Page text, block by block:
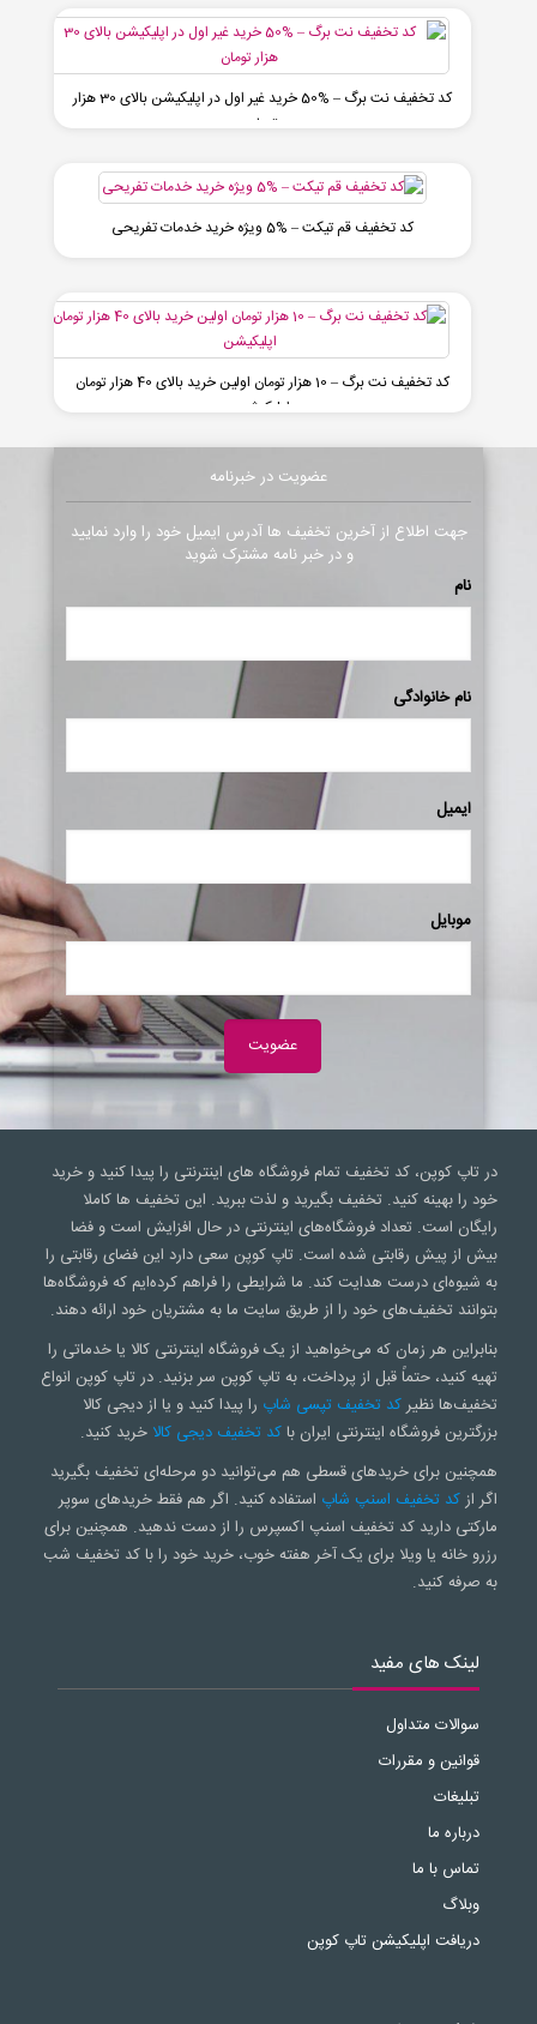
کد تخفیف نت برگ – %50 خرید غیر اول در اپلیکیشن بالای 30 هزار
تومان
کد تخفیف قم تیکت – %5 ویژه خرید خدمات تفریحی
کد تخفیف نت برگ – 10 هزار تومان اولین خرید بالای 40 هزار تومان
اپلیکیشن
عضویت در خبرنامه
جهت اطلاع از آخرین تخفیف ها آدرس ایمیل خود را وارد نمایید
و در خبر نامه مشترک شوید
نام
نام خانوادگی
ایمیل
موبایل
در تاپ کوپن، کد تخفیف تمام فروشگاه های اینترنتی را پیدا کنید و خرید
خود را بهینه کنید. تخفیف بگیرید و لذت ببرید. این تخفیف ها کاملا
رایگان است. تعداد فروشگاه‌های اینترنتی در حال افزایش است و فضا
بیش از پیش رقابتی شده است. تاپ کوپن سعی‌ دارد این فضای رقابتی را
به شیوه‌ای درست هدایت کند. ما شرایطی را فراهم کرده‌ایم که فروشگاه‌ها
بتوانند تخفیف‌های خود را از طریق سایت ما به مشتریان خود ارائه دهند.
بنابراین هر زمان که می‌خواهید از یک فروشگاه اینترنتی کالا یا خدماتی را
تهیه کنید، حتماً قبل از پرداخت، به تاپ کوپن سر بزنید. در تاپ کوپن انواع
تخفیف‌ها نظیرکد تخفیف تپسی شاپ را پیدا کنید و یا از دیجی کالا
بزرگترین فروشگاه اینترنتی ایران باکد تخفیف دیجی کالا خرید کنید.
همچنین برای خریدهای قسطی هم می‌توانید دو مرحله‌ای تخفیف بگیرید
اگر ازکد تخفیف اسنپ شاپ استفاده کنید. اگر هم فقط خریدهای سوپر
مارکتی دارید کد تخفیف اسنپ اکسپرس را از دست ندهید. همچنین برای
رزرو خانه یا ویلا برای یک آخر هفته خوب، خرید خود را با کد تخفیف شب
به صرفه کنید.
لینک های مفید
سوالات متداول
قوانین و مقررات
تبلیغات
درباره ما
تماس با ما
وبلاگ
دریافت اپلیکیشن تاپ کوپن